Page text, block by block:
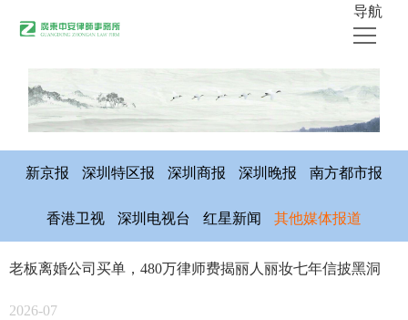
导航
关于中安
媒体采访
新京报 深圳特区报 深圳商报 深圳晚报 南方都市报
香港卫视 深圳电视台 红星新闻 其他媒体报道
老板离婚公司买单，480万律师费揭丽人丽妆七年信披黑洞
2026-07